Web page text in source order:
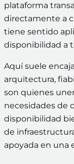
plataforma
directamente a
tiene sentido
disponibilidad a
Aquí suele
arquitectura,
son quienes
necesidades de
disponibilidad
de
apoyada en una